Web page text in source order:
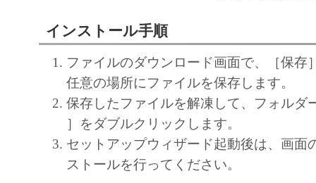
諾されます。キヤノン、キヤノンのライセ
ンの子会社、キヤノンの関連会社、それら
たは販売店のいずれも、「本ソフトウェア
品性および特定の目的への適合性の保証を
保証も、明示たると黙示たるとを問わず一
します。
(2) キヤノン、キヤノンのライセンサー、
社、キヤノンの関連会社、それらの販売代
インストール手順
ファイルのダウンロード画面で、［保存
任意の場所にファイルを保存します。
保存したファイルを解凍して、フォルダ
］をダブルクリックします。
セットアップウィザード起動後は、画面
ストールを行ってください。